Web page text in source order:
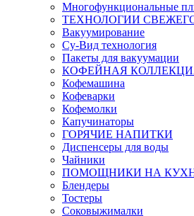
Многофункциональные
ТЕХНОЛОГИИ
Вакуумирование
Су-Вид технология
Пакеты для вакуумации
КОФЕЙНАЯ
Кофемашина
Кофеварки
Кофемолки
Капучинаторы
ГОРЯЧИЕ НАПИТКИ
Диспенсеры для воды
Чайники
ПОМОЩНИКИ НА
Блендеры
Тостеры
Соковыжималки